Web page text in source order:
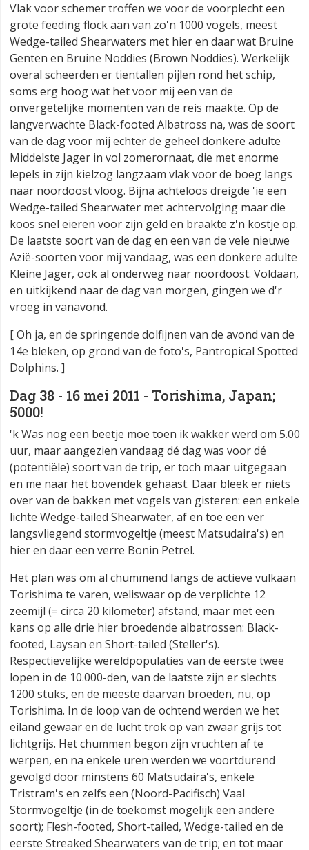
Vlak voor schemer troffen we voor de voorplecht een
grote feeding flock aan van zo'n 1000 vogels, meest
Wedge-tailed Shearwaters met hier en daar wat Bruine
Genten en Bruine Noddies (Brown Noddies). Werkelijk
overal scheerden er tientallen pijlen rond het schip,
soms erg hoog wat het voor mij een van de
onvergetelijke momenten van de reis maakte. Op de
langverwachte Black-footed Albatross na, was de soort
van de dag voor mij echter de geheel donkere adulte
Middelste Jager in vol zomerornaat, die met enorme
lepels in zijn kielzog langzaam vlak voor de boeg langs
naar noordoost vloog. Bijna achteloos dreigde 'ie een
Wedge-tailed Shearwater met achtervolging maar die
koos snel eieren voor zijn geld en braakte z'n kostje op.
De laatste soort van de dag en een van de vele nieuwe
Azië-soorten voor mij vandaag, was een donkere adulte
Kleine Jager, ook al onderweg naar noordoost. Voldaan,
en uitkijkend naar de dag van morgen, gingen we d'r
vroeg in vanavond.
[ Oh ja, en de springende dolfijnen van de avond van de
14e bleken, op grond van de foto's, Pantropical Spotted
Dolphins. ]
Dag 38 - 16 mei 2011 - Torishima, Japan;
5000!
'k Was nog een beetje moe toen ik wakker werd om 5.00
uur, maar aangezien vandaag dé dag was voor dé
(potentiële) soort van de trip, er toch maar uitgegaan
en me naar het bovendek gehaast. Daar bleek er niets
over van de bakken met vogels van gisteren: een enkele
lichte Wedge-tailed Shearwater, af en toe een ver
langsvliegend stormvogeltje (meest Matsudaira's) en
hier en daar een verre Bonin Petrel.
Het plan was om al chummend langs de actieve vulkaan
Torishima te varen, weliswaar op de verplichte 12
zeemijl (= circa 20 kilometer) afstand, maar met een
kans op alle drie hier broedende albatrossen: Black-
footed, Laysan en Short-tailed (Steller's).
Respectievelijke wereldpopulaties van de eerste twee
lopen in de 10.000-den, van de laatste zijn er slechts
1200 stuks, en de meeste daarvan broeden, nu, op
Torishima. In de loop van de ochtend werden we het
eiland gewaar en de lucht trok op van zwaar grijs tot
lichtgrijs. Het chummen begon zijn vruchten af te
werpen, en na enkele uren werden we voortdurend
gevolgd door minstens 60 Matsudaira's, enkele
Tristram's en zelfs een (Noord-Pacifisch) Vaal
Stormvogeltje (in de toekomst mogelijk een andere
soort); Flesh-footed, Short-tailed, Wedge-tailed en de
eerste Streaked Shearwaters van de trip; en tot maar